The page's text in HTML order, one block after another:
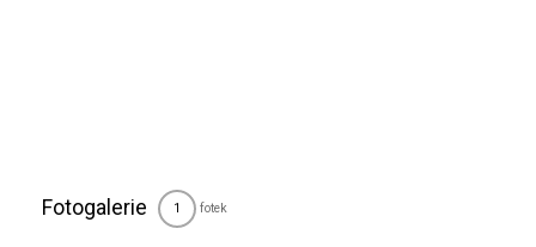
Fotogalerie 1 fotek